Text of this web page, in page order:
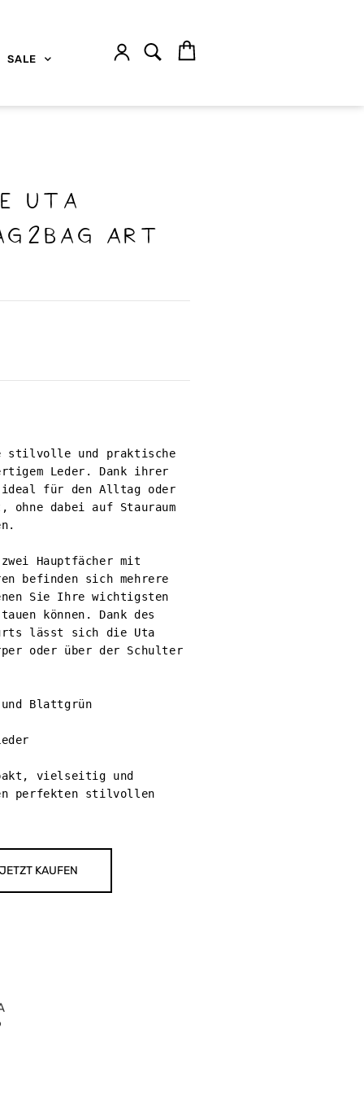
SALE
Uta
Art
stilvolle und praktische
Leder. Dank ihrer
ideal für den Alltag oder
ohne dabei auf Stauraum
Hauptfächer mit
befinden sich mehrere
Sie Ihre wichtigsten
können. Dank des
lässt sich die Uta
oder über der Schulter
und Blattgrün
vielseitig und
perfekten stilvollen
KAUFEN